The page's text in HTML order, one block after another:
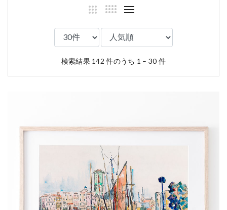
検索結果 142 件のうち 1 – 30 件